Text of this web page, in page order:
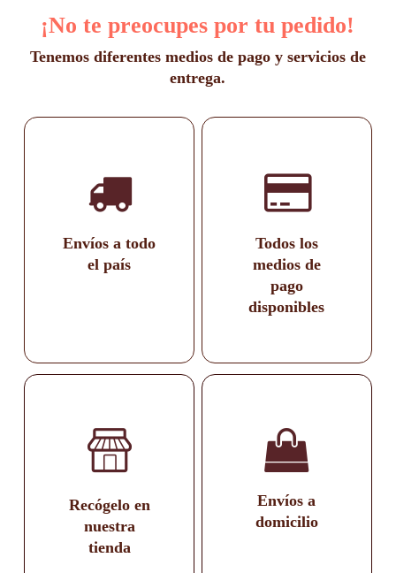
¡No te preocupes por tu pedido!
Tenemos diferentes medios de pago y servicios de
entrega.
Envíos a todo
el país
Todos los
medios de
pago
disponibles
Recógelo en
nuestra
tienda
Envíos a
domicilio